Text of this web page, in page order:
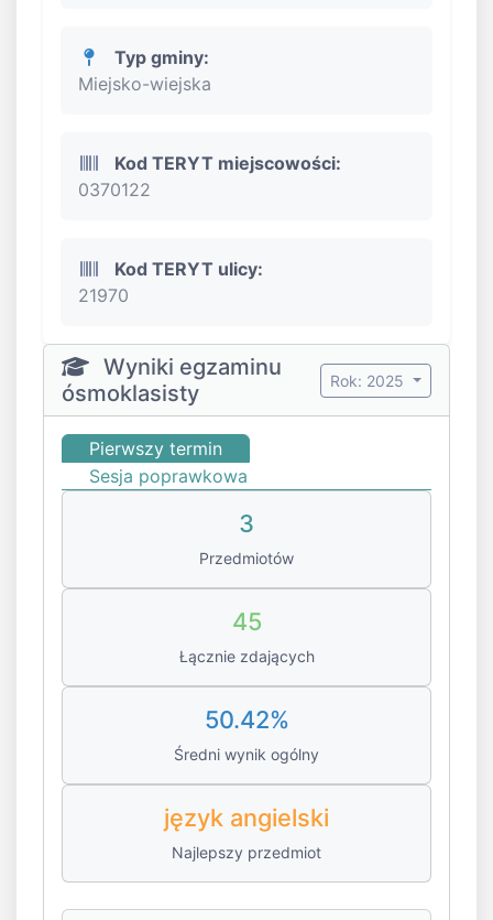
Typ gminy:
Miejsko-wiejska
Kod TERYT miejscowości:
0370122
Kod TERYT ulicy:
21970
Wyniki egzaminu
ósmoklasisty
Rok: 2025
Pierwszy termin
Sesja poprawkowa
3
Przedmiotów
45
Łącznie zdających
50.42%
Średni wynik ogólny
język angielski
Najlepszy przedmiot